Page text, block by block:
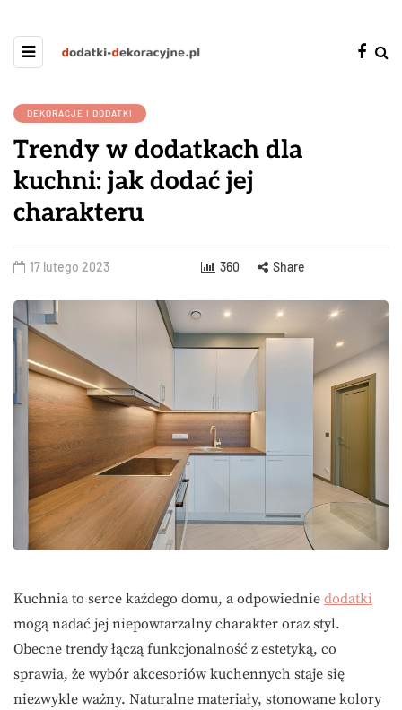
DEKORACJE I DODATKI
Trendy w dodatkach dla
kuchni: jak dodać jej
charakteru
17 lutego 2023 360 Share
Kuchnia to serce każdego domu, a odpowiednie dodatki
mogą nadać jej niepowtarzalny charakter oraz styl.
Obecne trendy łączą funkcjonalność z estetyką, co
sprawia, że wybór akcesoriów kuchennych staje się
niezwykle ważny. Naturalne materiały, stonowane kolory